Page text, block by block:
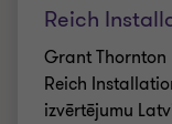
Reich
Grant Thornton
Reich
izvērtējumu